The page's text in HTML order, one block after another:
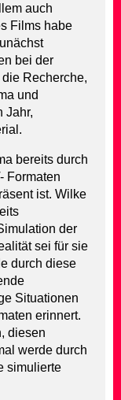
auch
Films habe
bei der
Recherche,
und
Jahr,
bereits durch
Formaten
ist. Wilke
der
sei für sie
durch diese
Situationen
erinnert.
diesen
werde durch
simulierte